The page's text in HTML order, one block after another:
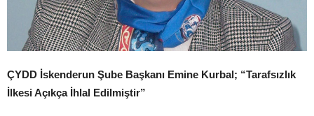
ÇYDD İskenderun Şube Başkanı Emine Kurbal; “Tarafsızlık
İlkesi Açıkça İhlal Edilmiştir”